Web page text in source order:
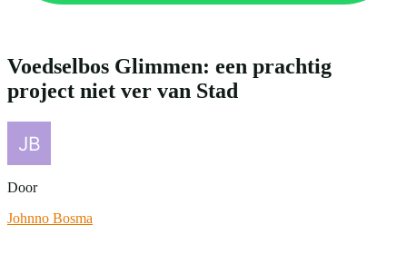
Voedselbos Glimmen: een prachtig
project niet ver van Stad
Door
Johnno Bosma